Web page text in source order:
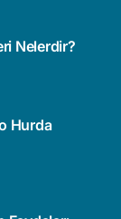
Nelerdir?
Hurda